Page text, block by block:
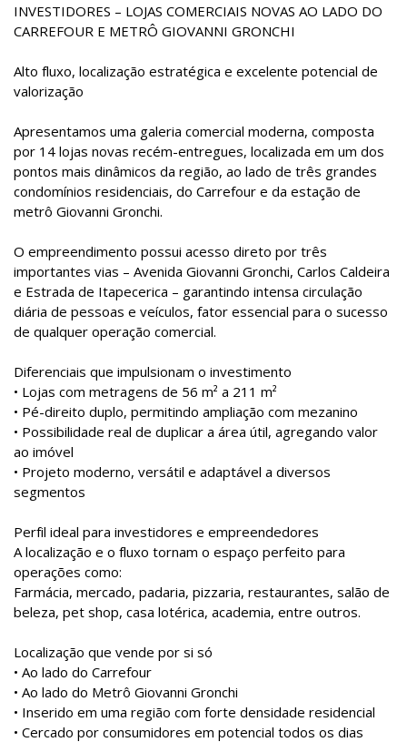
INVESTIDORES – LOJAS COMERCIAIS NOVAS AO LADO DO
CARREFOUR E METRÔ GIOVANNI GRONCHI
Alto fluxo, localização estratégica e excelente potencial de
valorização
Apresentamos uma galeria comercial moderna, composta
por 14 lojas novas recém-entregues, localizada em um dos
pontos mais dinâmicos da região, ao lado de três grandes
condomínios residenciais, do Carrefour e da estação de
metrô Giovanni Gronchi.
O empreendimento possui acesso direto por três
importantes vias – Avenida Giovanni Gronchi, Carlos Caldeira
e Estrada de Itapecerica – garantindo intensa circulação
diária de pessoas e veículos, fator essencial para o sucesso
de qualquer operação comercial.
Diferenciais que impulsionam o investimento
• Lojas com metragens de 56 m² a 211 m²
• Pé-direito duplo, permitindo ampliação com mezanino
• Possibilidade real de duplicar a área útil, agregando valor
ao imóvel
• Projeto moderno, versátil e adaptável a diversos
segmentos
Perfil ideal para investidores e empreendedores
A localização e o fluxo tornam o espaço perfeito para
operações como:
Farmácia, mercado, padaria, pizzaria, restaurantes, salão de
beleza, pet shop, casa lotérica, academia, entre outros.
Localização que vende por si só
• Ao lado do Carrefour
• Ao lado do Metrô Giovanni Gronchi
• Inserido em uma região com forte densidade residencial
• Cercado por consumidores em potencial todos os dias